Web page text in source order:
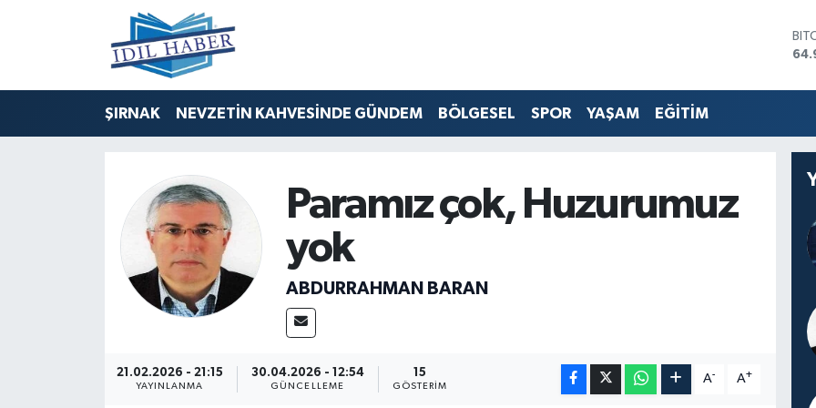
ŞIRNAK NEVZETİN KAHVESİNDE GÜNDEM BÖLGESEL SPOR YAŞAM EĞİTİM
Paramız çok, Huzurumuz
yok
ABDURRAHMAN BARAN
21.02.2026 - 21:15
YAYINLANMA
30.04.2026 - 12:54
GÜNCELLEME
15
GÖSTERIM
A- A+
Nöbetçi Eczaneler
Hava Durumu
Süper Lig Puan Durumu ve Fikstür
Tüm Manşetler
Son Dakika Haberleri